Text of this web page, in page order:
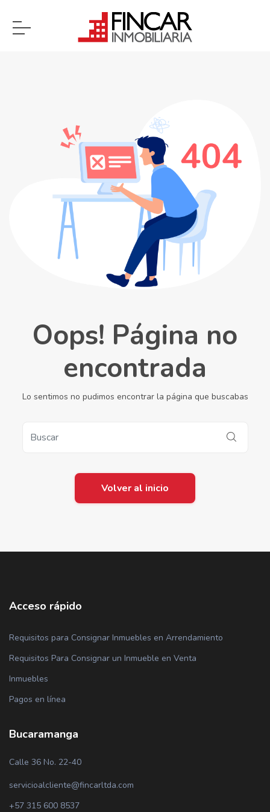
Oops! Página no
encontrada
Lo sentimos no pudimos encontrar la página que buscabas
Volver al inicio
Acceso rápido
Requisitos para Consignar Inmuebles en Arrendamiento
Requisitos Para Consignar un Inmueble en Venta
Inmuebles
Pagos en línea
Bucaramanga
Calle 36 No. 22-40
servicioalcliente@fincarltda.com
+57 315 600 8537